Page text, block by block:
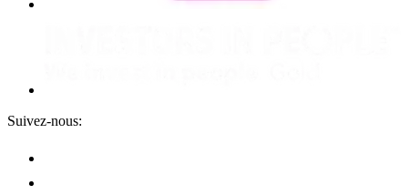
Suivez-nous: